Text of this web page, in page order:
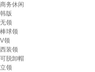
商务休闲
韩版
无领
棒球领
V领
西装领
可脱卸帽
立领